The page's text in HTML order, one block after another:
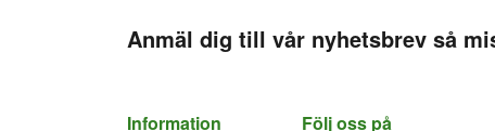
Anmäl dig till vår nyhetsbrev så
Information Följ oss på